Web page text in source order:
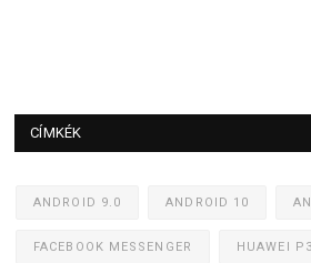
CÍMKÉK
ANDROID 9.0 ANDROID 10
FACEBOOK MESSENGER HUAWEI